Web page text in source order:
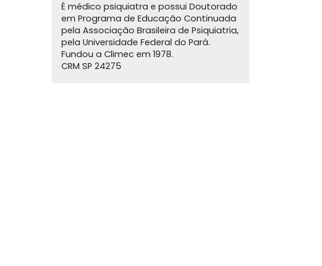
É médico psiquiatra e possui Doutorado
em Programa de Educação Continuada
pela Associação Brasileira de Psiquiatria,
pela Universidade Federal do Pará.
Fundou a Climec em 1978.
CRM SP 24275